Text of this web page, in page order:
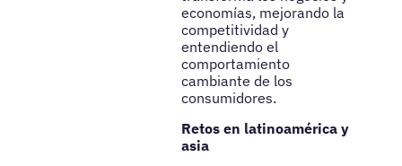
economías, mejorando la
competitividad y
entendiendo el
comportamiento
cambiante de los
consumidores.
Retos en latinoamérica y
asia